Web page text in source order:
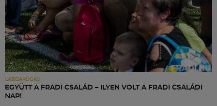
LABDARÚGÁS
EGYÜTT A FRADI CSALÁD – ILYEN VOLT A FRADI CSALÁDI
NAP!